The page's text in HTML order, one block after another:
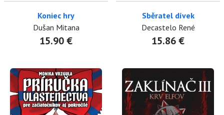
Koniec hry
Dušan Mitana
15.90 €
Sběratel dívek
Decastelo René
15.86 €